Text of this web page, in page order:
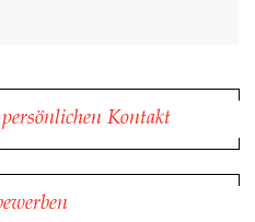
Kontakt